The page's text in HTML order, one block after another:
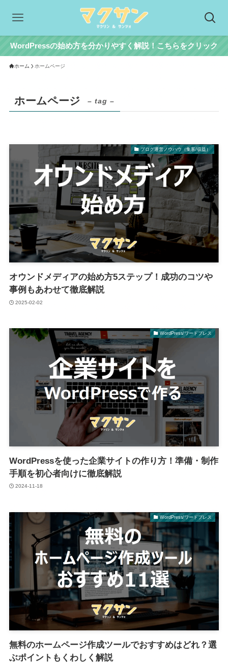
WordPressの始め方を分かりやすく解説！こちらをクリック
ホーム ホームページ
ホームページ – tag –
ブログ運営ノウハウ（集客/収益）
オウンドメディアの始め方5ステップ！成功のコツや
事例もあわせて徹底解説
2025-02-02
WordPress/ワードプレス
WordPressを使った企業サイトの作り方！準備・制作
手順を初心者向けに徹底解説
2024-11-18
WordPress/ワードプレス
無料のホームページ作成ツールでおすすめはどれ？選
ぶポイントもくわしく解説